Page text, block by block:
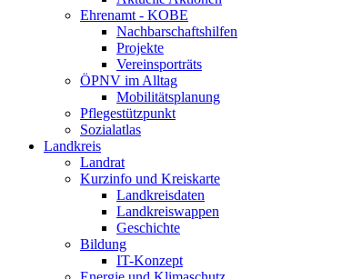
Ehrenamt - KOBE
Nachbarschaftshilfen
Projekte
Vereinsporträts
ÖPNV im Alltag
Mobilitätsplanung
Pflegestützpunkt
Sozialatlas
Landkreis
Landrat
Kurzinfo und Kreiskarte
Landkreisdaten
Landkreiswappen
Geschichte
Bildung
IT-Konzept